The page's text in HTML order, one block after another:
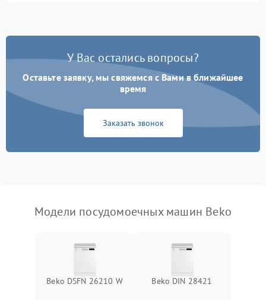
Проблемы с набором
Не работает сушилка 2100 ₽ Подробнее →
Сбои в работе таймера 1700 ₽
У Вас остались вопросы?
Оставьте заявку, мы свяжемся с Вами в ближайшее
время
Заказать звонок
Модели посудомоечных машин Beko
Beko DSFN 26210 W Beko DIN 28421